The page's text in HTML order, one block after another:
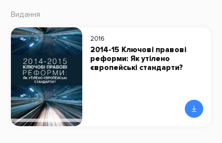
Видання
2016
2014-15 Ключові правові
реформи: Як утілено
європейські стандарти?